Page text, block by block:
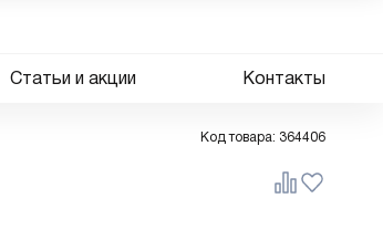
Статьи и акции Контакты
Код товара: 364406